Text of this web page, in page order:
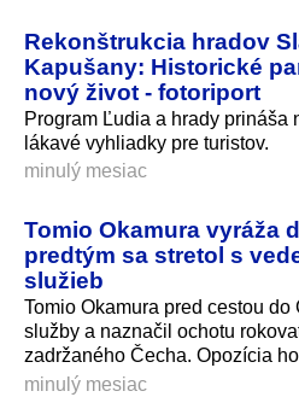
Rekonštrukcia hradov
Kapušany: Historické
nový život - fotoriport
Program Ľudia a hrady prináša
lákavé vyhliadky pre turistov.
minulý mesiac
Tomio Okamura vyráža
predtým sa stretol s
služieb
Tomio Okamura pred cestou
služby a naznačil ochotu
zadržaného Čecha. Opozícia
minulý mesiac